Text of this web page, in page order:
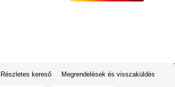
Részletes kereső Megrendelések és visszaküldés